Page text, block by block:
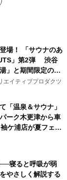
場！ 「サウナのあ
」第2弾 渋谷
」と期間限定のコ
ウナイキタイコラ
！
エイティブプロダクツ
「温泉＆サウナ」
ーク木更津から車
ケ浦店が夏フェア
寝ると呼吸が弱
やさしく解説する